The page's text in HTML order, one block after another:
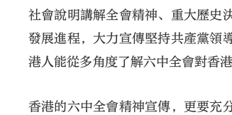
社會說明講解全會精神、重大歷史
發展進程，大力宣傳堅持共產黨領
港人能從多角度了解六中全會對香港
香港的六中全會精神宣傳，更要充